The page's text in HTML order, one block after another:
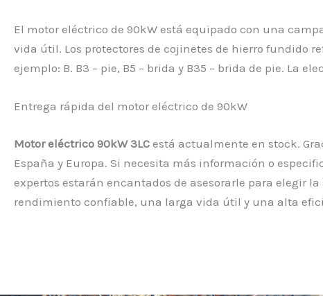
El motor eléctrico de 90kW está equipado con una
vida útil. Los protectores de cojinetes de hierro fundido
ejemplo: B. B3 – pie, B5 – brida y B35 – brida de pie. La
Entrega rápida del motor eléctrico de 90kW
Motor eléctrico 90kW 3LC está actualmente en stock.
España y Europa. Si necesita más información o
expertos estarán encantados de asesorarle para elegir
rendimiento confiable, una larga vida útil y una alta